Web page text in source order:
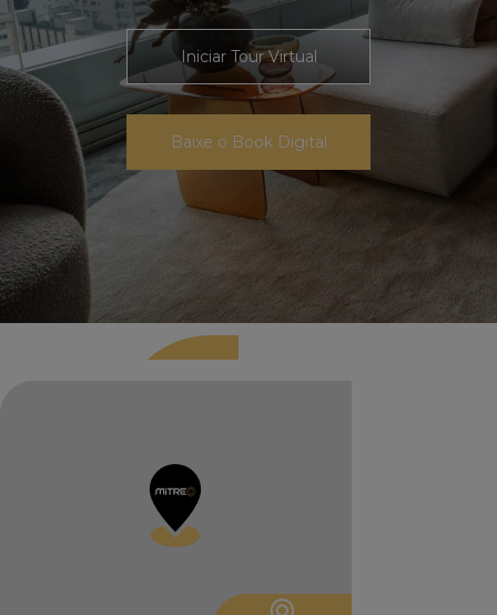
Iniciar Tour Virtual
Baixe o Book Digital